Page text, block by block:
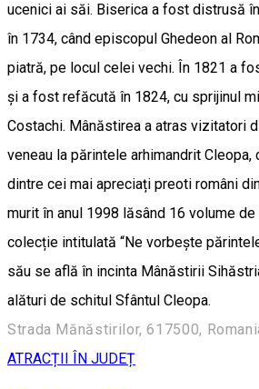
ucenici ai săi. Biserica a fost distrusă
în 1734, când episcopul Ghedeon al
piatră, pe locul celei vechi. În 1821 a
și a fost refăcută în 1824, cu sprijinul
Costachi. Mânăstirea a atras vizitatori
veneau la părintele arhimandrit Cleopa,
dintre cei mai apreciați preoti români
murit în anul 1998 lăsând 16 volume
colecție intitulată “Ne vorbește
său se află în incinta Mânăstirii
alături de schitul Sfântul Cleopa.
Strada Mănăstirilor, 617500,
ATRACȚII ÎN JUDEȚ